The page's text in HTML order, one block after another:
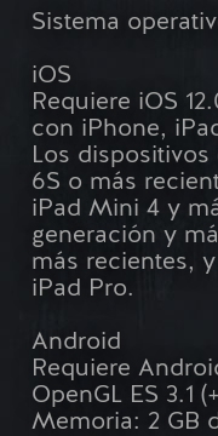
Sistema
iOS
Requiere iOS
con iPhone,
Los
6S o más
iPad Mini 4 y
generación y
más recientes,
iPad Pro.
Android
Requiere
OpenGL ES 3.1
Memoria: 2 GB